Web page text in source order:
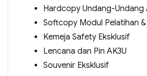
Hardcopy Undang-Undang
Softcopy Modul Pelatihan &
Kemeja Safety Eksklusif
Lencana dan Pin AK3U
Souvenir Eksklusif